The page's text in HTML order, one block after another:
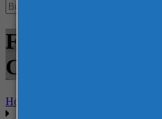
Feiras -
Curitiba -
Home